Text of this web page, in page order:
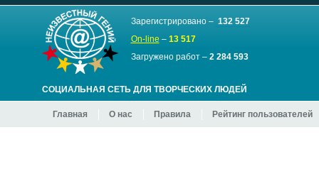
Зарегистрировано – 132 527
On-line– 13 517
Загружено работ – 2 284 593
СОЦИАЛЬНАЯ СЕТЬ ДЛЯ ТВОРЧЕСКИХ ЛЮДЕЙ
Главная О нас Правила Рейтинг пользователей